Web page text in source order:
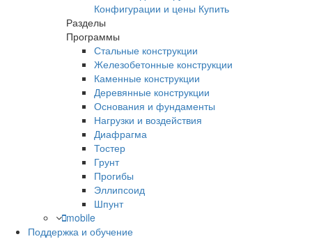
Конфигурации и цены Купить
Разделы
Программы
Стальные конструкции
Железобетонные конструкции
Каменные конструкции
Деревянные конструкции
Основания и фундаменты
Нагрузки и воздействия
Диафрагма
Тостер
Грунт
Прогибы
Эллипсоид
Шпунт
mobile
Поддержка и обучение